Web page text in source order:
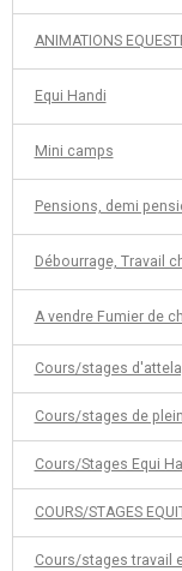
ANIMATIONS
Equi Handi
Mini camps
Pensions, demi
Débourrage, Travail
A vendre Fumier de
Cours/stages
Cours/stages de
Cours/Stages Equi
COURS/STAGES
Cours/stages travail